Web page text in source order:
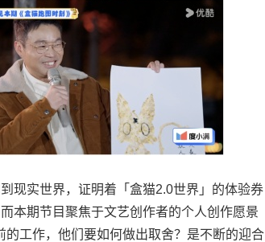
现实世界，证明着「盒猫2.0世界」的体验券
本期节目聚焦于文艺创作者的个人创作愿景
工作，他们要如何做出取舍？是不断的迎合